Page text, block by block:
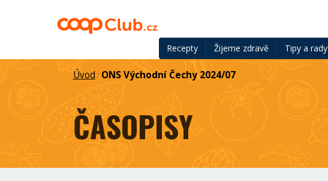
Recepty Žijeme zdravě Tipy a rady
Úvod/ ONS Východní Čechy 2024/07
ČASOPISY